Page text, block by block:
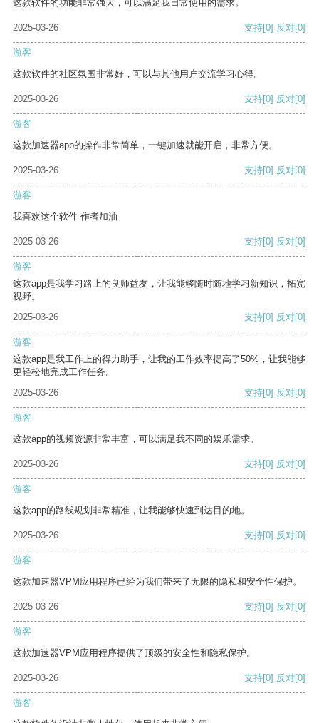
这款软件的功能非常强大，可以满足我日常使用的需求。
2025-03-26 支持[0] 反对[0]
游客
这款软件的社区氛围非常好，可以与其他用户交流学习心得。
2025-03-26 支持[0] 反对[0]
游客
这款加速器app的操作非常简单，一键加速就能开启，非常方便。
2025-03-26 支持[0] 反对[0]
游客
我喜欢这个软件 作者加油
2025-03-26 支持[0] 反对[0]
游客
这款app是我学习路上的良师益友，让我能够随时随地学习新知识，拓宽
视野。
2025-03-26
支持[0] 反对[0]
游客
这款app是我工作上的得力助手，让我的工作效率提高了50%，让我能够
更轻松地完成工作任务。
2025-03-26
支持[0] 反对[0]
游客
这款app的视频资源非常丰富，可以满足我不同的娱乐需求。
2025-03-26 支持[0] 反对[0]
游客
这款app的路线规划非常精准，让我能够快速到达目的地。
2025-03-26 支持[0] 反对[0]
游客
这款加速器VPM应用程序已经为我们带来了无限的隐私和安全性保护。
2025-03-26 支持[0] 反对[0]
游客
这款加速器VPM应用程序提供了顶级的安全性和隐私保护。
2025-03-26 支持[0] 反对[0]
游客